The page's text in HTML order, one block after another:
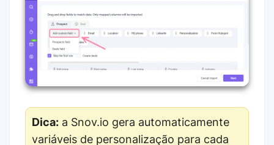
Dica: a Snov.io gera automaticamente
variáveis ​​de personalização para cada